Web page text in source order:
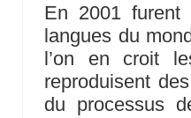
En 2001 furent
langues du
l’on en croit
reproduisent
du processus